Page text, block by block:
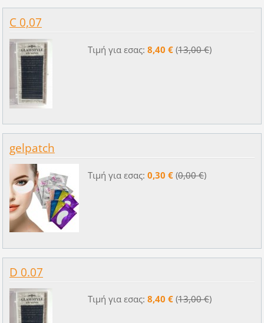
C 0,07
Τιμή για εσας: 8,40 €(13,00 €)
gelpatch
Τιμή για εσας: 0,30 €(0,00 €)
D 0.07
Τιμή για εσας: 8,40 €(13,00 €)